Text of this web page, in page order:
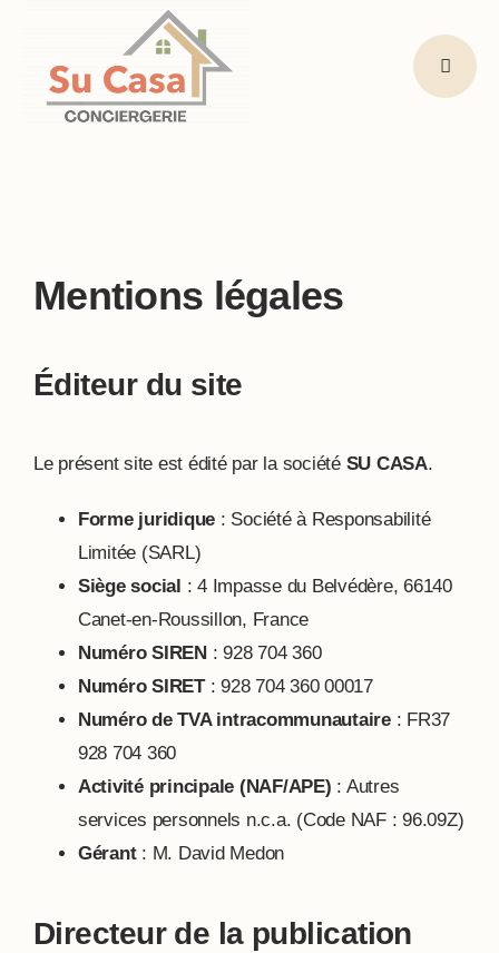
content
Mentions légales
Éditeur du site
Le présent site est édité par la société SU CASA.
Forme juridique : Société à Responsabilité
Limitée (SARL)
Siège social : 4 Impasse du Belvédère, 66140
Canet-en-Roussillon, France
Numéro SIREN : 928 704 360
Numéro SIRET: 928 704 360 00017
Numéro de TVA intracommunautaire: FR37
928 704 360
Activité principale (NAF/APE) : Autres
services personnels n.c.a. (Code NAF : 96.09Z)
Gérant: M. David Medon
Directeur de la publication